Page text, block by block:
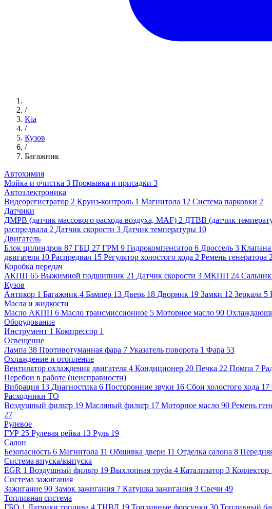
/
Kia
/
Кузов
/
Багажник
Автохимия
Мойка и очистка 3 Промывка и присадки 3
Автоэлектроника
Видеорегистратор 2 Круиз-контроль 1 Магнитола 12 Система парковки 2
Датчики
ДМРВ (датчик массового расхода воздуха, MAF) 2 ДТВВ (датчик
распредвала 2 Датчик скорости 3 Датчик температуры 10
Двигатель
Блок цилиндров 87 ГБЦ 27 ГРМ 9 Гидрокомпенсатор 6 Дроссель 3 Клапана
двигателя 10 Распредвал 15 Регулятор холостого хода 2 Ремень генератора
Коробка передач
АКПП 65 Выжимной подшипник 21 Датчик скорости 3 МКПП 24 Сальник
Кузов
Антикор 1 Багажник 4 Бампер 13 Дверь 18 Дворник 19 Замки 12 Зеркала 5
Масла и жидкости
Масло АКПП 6 Масло трансмиссионное 5 Моторное масло 90
Оборудование
Инструмент 1 Компрессор 1
Освещение
Лампа 38 Противотуманная фара 7 Указатель поворота 1 Фара 53
Охлаждение и отопление
Вентилятор охлаждения двигателя 4 Кондиционер 20 Печка 22 Помпа 7
Перебои в работе (неисправности)
Вибрация 13 Диагностика 6 Посторонние звуки 16 Сбои холостого хода 17
Расходники ТО
Воздушный фильтр 19 Масляный фильтр 17 Моторное масло 90 Ремень
27
Рулевое
ГУР 25 Рулевая рейка 13 Руль 19
Салон
Безопасность 6 Магнитола 11 Обшивка двери 11 Отделка салона 8
Система впуска/выпуска
EGR 1 Воздушный фильтр 19 Выхлопная труба 4 Катализатор 3 Коллектор
Система зажигания
Зажигание 90 Замок зажигания 7 Катушка зажигания 3 Свечи 49
Топливная система
ГБО 1 Датчики топлива 4 ТНВД 19 Топливные форсунки 30 Топливный